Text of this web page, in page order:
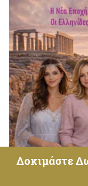
Δοκιμάστε